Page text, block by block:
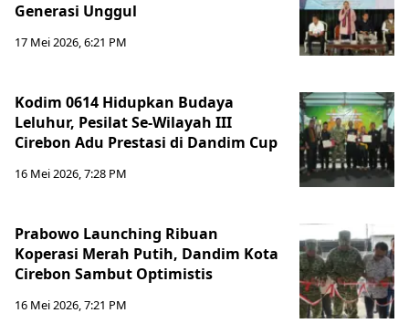
Generasi Unggul
17 Mei 2026, 6:21 PM
Kodim 0614 Hidupkan Budaya
Leluhur, Pesilat Se-Wilayah III
Cirebon Adu Prestasi di Dandim Cup
16 Mei 2026, 7:28 PM
Prabowo Launching Ribuan
Koperasi Merah Putih, Dandim Kota
Cirebon Sambut Optimistis
16 Mei 2026, 7:21 PM